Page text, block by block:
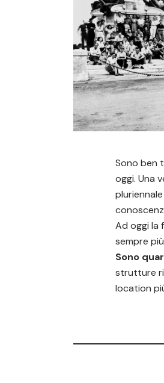
Sono ben
oggi. Una
Ad oggi la
sempre
Sono
strutture
location